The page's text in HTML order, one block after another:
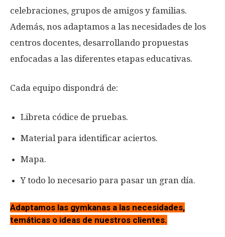
celebraciones, grupos de amigos y familias.
Además, nos adaptamos a las necesidades de los
centros docentes, desarrollando propuestas
enfocadas a las diferentes etapas educativas.
Cada equipo dispondrá de:
Libreta códice de pruebas.
Material para identificar aciertos.
Mapa.
Y todo lo necesario para pasar un gran día.
Adaptamos las gymkanas a las necesidades,
temáticas o ideas de nuestros clientes.